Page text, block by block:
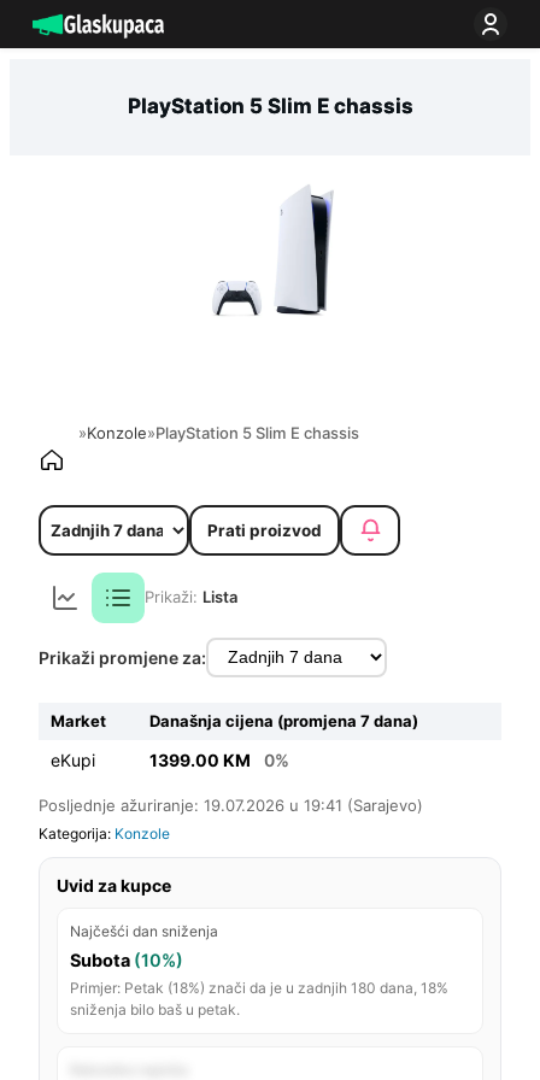
na
PlayStation 5 Slim E chassis
»Konzole»PlayStation 5 Slim E chassis
Prati proizvod
Prikaži: Lista
Prikaži promjene za:
Market Današnja cijena (promjena 7 dana)
eKupi 1399.00 KM 0%
Posljednje ažuriranje: 19.07.2026 u 19:41 (Sarajevo)
Kategorija: Konzole
Uvid za kupce
Najčešći dan sniženja
Subota (10%)
Primjer: Petak (18%) znači da je u zadnjih 180 dana, 18%
sniženja bilo baš u petak.